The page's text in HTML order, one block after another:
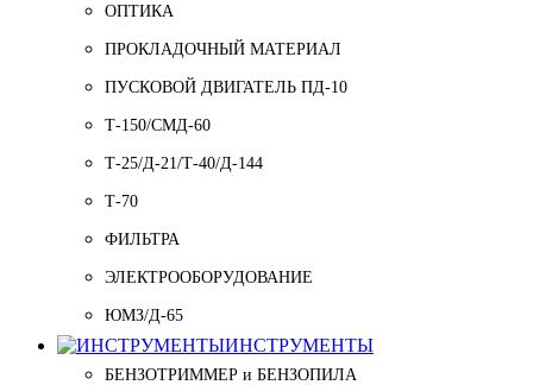
ОПТИКА
ПРОКЛАДОЧНЫЙ МАТЕРИАЛ
ПУСКОВОЙ ДВИГАТЕЛЬ ПД-10
Т-150/СМД-60
Т-25/Д-21/Т-40/Д-144
Т-70
ФИЛЬТРА
ЭЛЕКТРООБОРУДОВАНИЕ
ЮМЗ/Д-65
ИНСТРУМЕНТЫ
БЕНЗОТРИММЕР и БЕНЗОПИЛА